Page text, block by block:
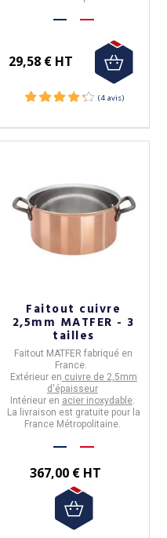
(3 avis)
29,58 € HT
Faitout cuivre
2,5mm MATFER - 3
tailles
Faitout MATFER fabriqué en
France.
Extérieur en cuivre de 2,5mm
d'épaisseur
Intérieur en acier inoxydable.
La livraison est gratuite pour la
France Métropolitaine.
367,00 € HT